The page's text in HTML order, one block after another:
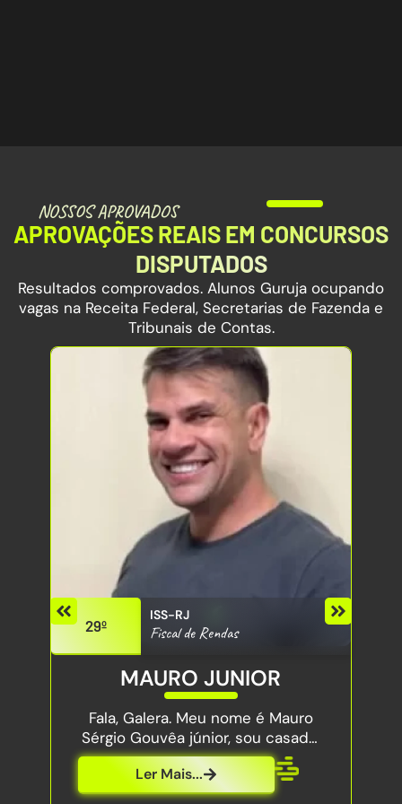
NOSSOS APROVADOS
APROVAÇÕES REAIS EM CONCURSOS
DISPUTADOS
Resultados comprovados. Alunos Guruja ocupando
vagas na Receita Federal, Secretarias de Fazenda e
Tribunais de Contas.
29º
ISS-RJ
Fiscal de Rendas
MAURO JUNIOR
Fala, Galera. Meu nome é Mauro
Sérgio Gouvêa júnior, sou casado,
pai de duas lindas princesas, uma
de 13 e outra de 6 anos de idade.
Tenho 40 anos, sou formado em
Ler Mais...